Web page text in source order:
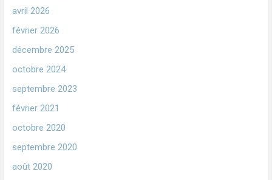
avril 2026
février 2026
décembre 2025
octobre 2024
septembre 2023
février 2021
octobre 2020
septembre 2020
août 2020